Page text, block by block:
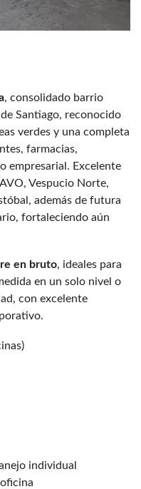
, consolidado barrio
Santiago, reconocido
verdes y una completa
farmacias,
empresarial. Excelente
Vespucio Norte,
además de futura
fortaleciendo aún
en bruto, ideales para
en un solo nivel o
con excelente
individual